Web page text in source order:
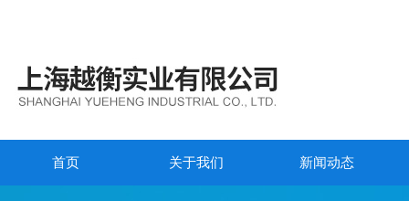
首页 关于我们 新闻动态